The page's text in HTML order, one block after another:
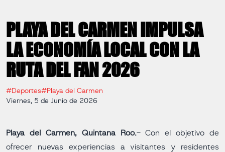
PLAYA DEL CARMEN IMPULSA
LA ECONOMÍA LOCAL CON LA
RUTA DEL FAN 2026
#Deportes#Playa del Carmen
Viernes, 5 de Junio de 2026
Playa del Carmen, Quintana Roo.- Con el objetivo de
ofrecer nuevas experiencias a visitantes y residentes